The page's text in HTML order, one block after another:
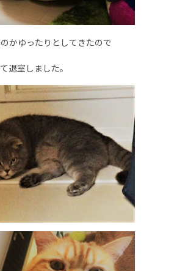
かゆったりとしてきたので
退室しました。